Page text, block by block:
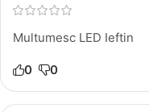
Multumesc LED Ieftin
0 0